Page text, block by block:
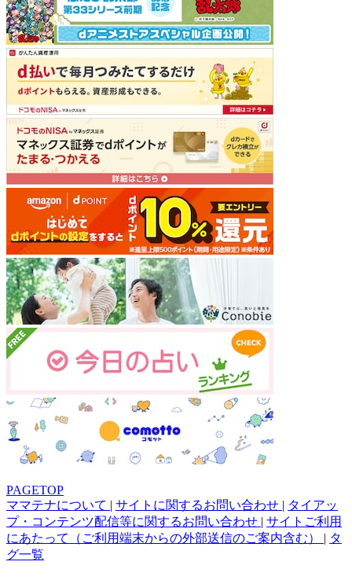
PAGETOP
ママテナについて | サイトに関するお問い合わせ | タイアッ
プ・コンテンツ配信等に関するお問い合わせ | サイトご利用
にあたって（ご利用端末からの外部送信のご案内含む） | タ
グ一覧